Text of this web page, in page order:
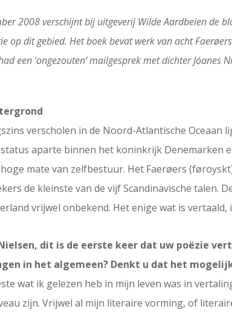
2008 verschijnt bij uitgeverij Wilde Aardbeien de
op dit gebied. Het boek bevat werk van acht
een ‘ongezouten’ mailgesprek met dichter
verscholen in de Noord-Atlantische Oceaan
aparte binnen het koninkrijk Denemarken
mate van zelfbestuur. Het Faerøers
de kleinste van de vijf Scandinavische talen.
vrijwel onbekend. Het enige wat is
dit is de eerste keer dat uw poëzie
in het algemeen? Denkt u dat het
wat ik gelezen heb in mijn leven was in
zijn. Vrijwel al mijn literaire vorming, of